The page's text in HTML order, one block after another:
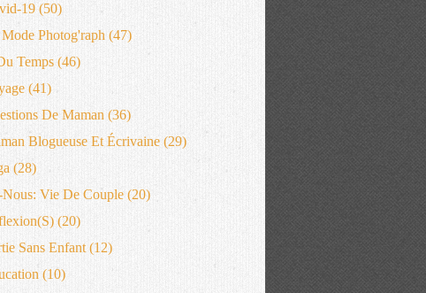
19 (50)
Photog'raph (47)
Temps (46)
(41)
De Maman (36)
Blogueuse Et Écrivaine (29)
(28)
Vie De Couple (20)
(20)
Sans Enfant (12)
(10)